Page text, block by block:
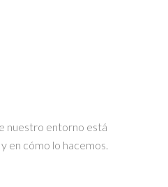
nuestro entorno está
en cómo lo hacemos.